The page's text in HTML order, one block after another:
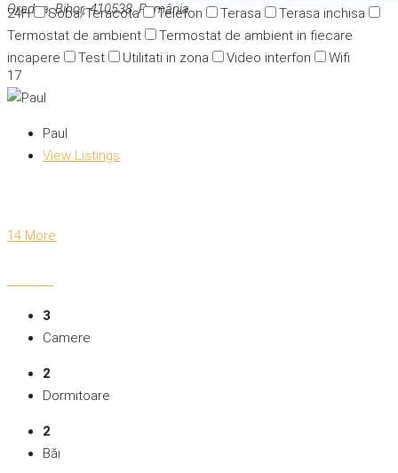
24H
Soba/Teracota Telefon Terasa
Terasa inchisa
Termostat de ambient
Termostat de ambient in fiecare
incapere
Test Utilitati in zona Video interfon Wifi
Oradea, Bihor, 410538, România
17
Paul
View Listings
14 More
3
Camere
2
Dormitoare
2
Băi